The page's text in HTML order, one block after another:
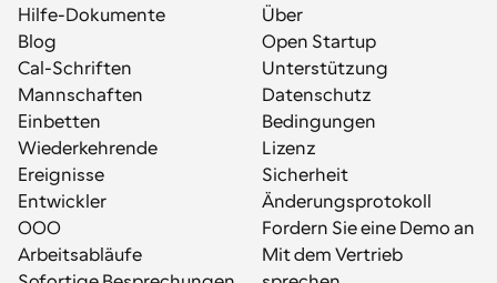
Hilfe-Dokumente
Blog
Cal-Schriften
Mannschaften
Einbetten
Wiederkehrende
Ereignisse
Entwickler
OOO
Arbeitsabläufe
Über
Open Startup
Unterstützung
Datenschutz
Bedingungen
Lizenz
Sicherheit
Änderungsprotokoll
Fordern Sie eine Demo an
Mit dem Vertrieb